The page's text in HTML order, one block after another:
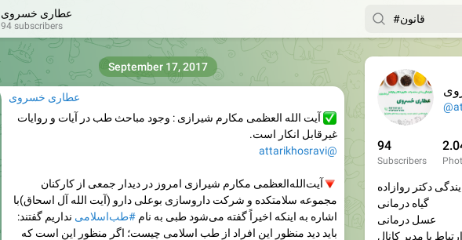
94
Subscribers
دکتر روازاده
گیاه درمانی
عسل درمانی
عطاری خسروی
94 subscribers
عطاری خسروی
✅آیت الله العظمی مکارم شیرازی : وجود مباحث طب در آیات و روایات
غیرقابل انکار است.
@attarikhosravi
🔻آیت‌الله‌العظمی مکارم شیرازی امروز در دیدار جمعی از کارکنان
مجموعه سلامتکده و شرکت داروسازی بوعلی دارو (آیت الله آل اسحاق)با
اشاره به اینکه اخیراً گفته می‌شود طبی به نام #طب‌اسلامی نداریم گفتند:
باید دید منظور این افراد از طب اسلامی چیست؛ اگر منظور این است که
September 17, 2017